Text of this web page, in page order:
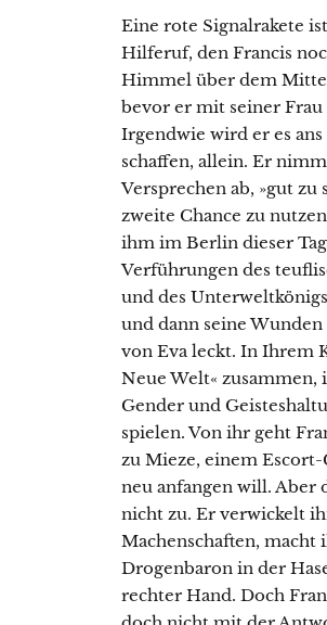
Eine rote Signalrakete
Hilferuf, den Francis
Himmel über dem
bevor er mit seiner
Irgendwie wird er es
schaffen, allein. Er
Versprechen ab, »gut zu
zweite Chance zu
ihm im Berlin dieser
Verführungen des
und des
und dann seine
von Eva leckt. In Ihrem
Neue Welt«
Gender und
spielen. Von ihr geht
zu Mieze, einem
neu anfangen will. Aber
nicht zu. Er verwickelt
Machenschaften, macht
Drogenbaron in der
rechter Hand. Doch